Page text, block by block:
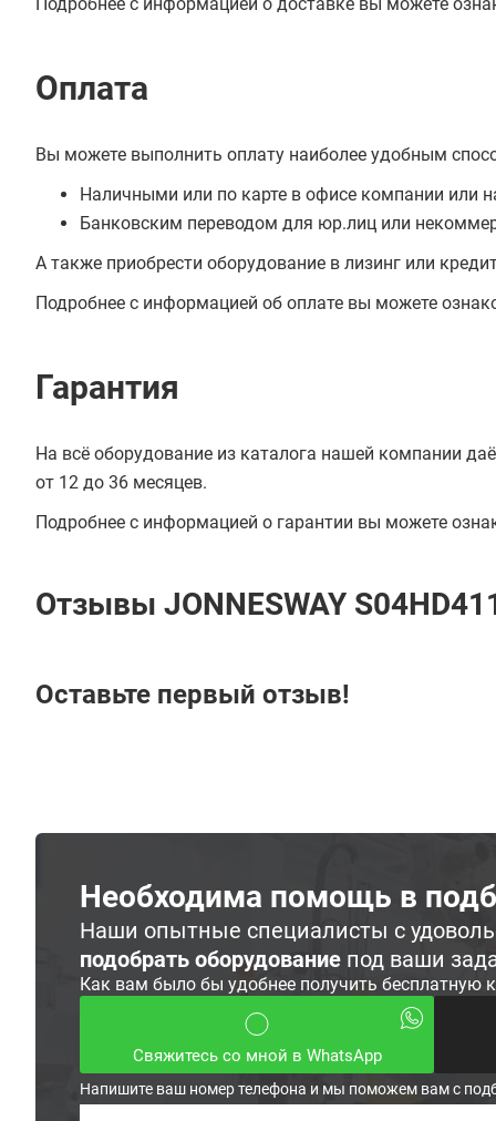
Оплата
Вы можете выполнить оплату наиболее удобным
Наличными или по карте в офисе компании или
Банковским переводом для юр.лиц или
А также приобрести оборудование в лизинг или
Подробнее с информацией об оплате вы можете
Гарантия
На всё оборудование из каталога нашей компании
от 12 до 36 месяцев.
Подробнее с информацией о гарантии вы можете
Отзывы JONNESWAY
Оставьте первый отзыв!
Необходима помощь в
Наши опытные специалисты с
подобрать оборудование под ваши
Как вам было бы удобнее получить бесплатную
Свяжитесь со мной в WhatsApp
Напишите ваш номер телефона и мы поможем вам с